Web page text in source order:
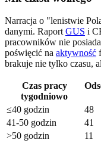
Narracja o "lenistwie
danymi. Raport GUS i
pracowników nie
poświęcić na aktywność
brakuje nie tylko czasu,
Czas pracy
tygodniowo
≤40 godzin
48
41-50 godzin
41
>50 godzin
11